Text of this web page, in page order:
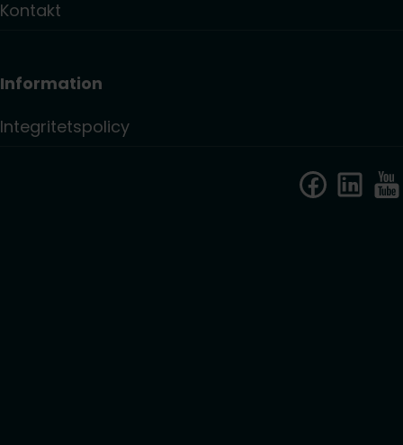
Kontakt
Information
Integritetspolicy